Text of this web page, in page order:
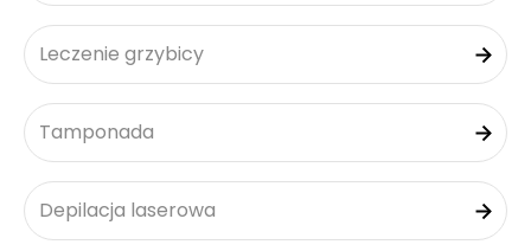
Leczenie grzybicy
Tamponada
Depilacja laserowa